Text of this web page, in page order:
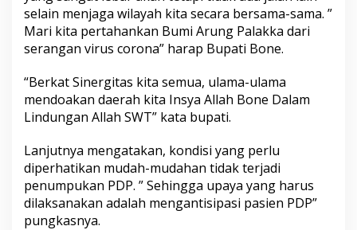
selain menjaga wilayah kita secara bersama-sama. ”
Mari kita pertahankan Bumi Arung Palakka dari
serangan virus corona” harap Bupati Bone.
“Berkat Sinergitas kita semua, ulama-ulama
mendoakan daerah kita Insya Allah Bone Dalam
Lindungan Allah SWT” kata bupati.
Lanjutnya mengatakan, kondisi yang perlu
diperhatikan mudah-mudahan tidak terjadi
penumpukan PDP. ” Sehingga upaya yang harus
dilaksanakan adalah mengantisipasi pasien PDP”
pungkasnya.